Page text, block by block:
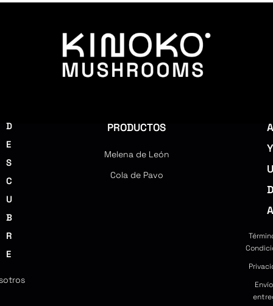
D
E
S
C
U
B
R
E
PRODUCTOS
Melena de León
Cola de Pavo
A
Y
U
D
A